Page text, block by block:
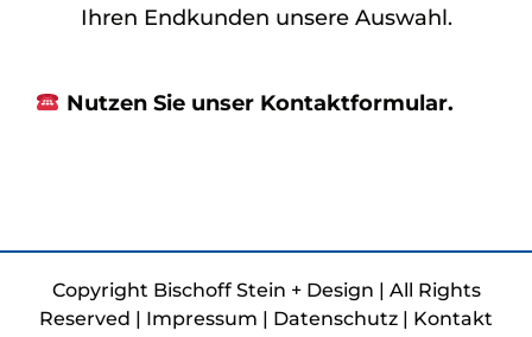
Ihren Endkunden unsere Auswahl.
Nutzen Sie unser Kontaktformular.
Copyright Bischoff Stein + Design | All Rights
Reserved | Impressum | Datenschutz | Kontakt